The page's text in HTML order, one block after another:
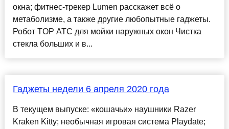
окна; фитнес-трекер Lumen расскажет всё о
метаболизме, а также другие любопытные гаджеты.
Робот TOP ATC для мойки наружных окон Чистка
стекла больших и в...
Гаджеты недели 6 апреля 2020 года
В текущем выпуске: «кошачьи» наушники Razer
Kraken Kitty; необычная игровая система Playdate;